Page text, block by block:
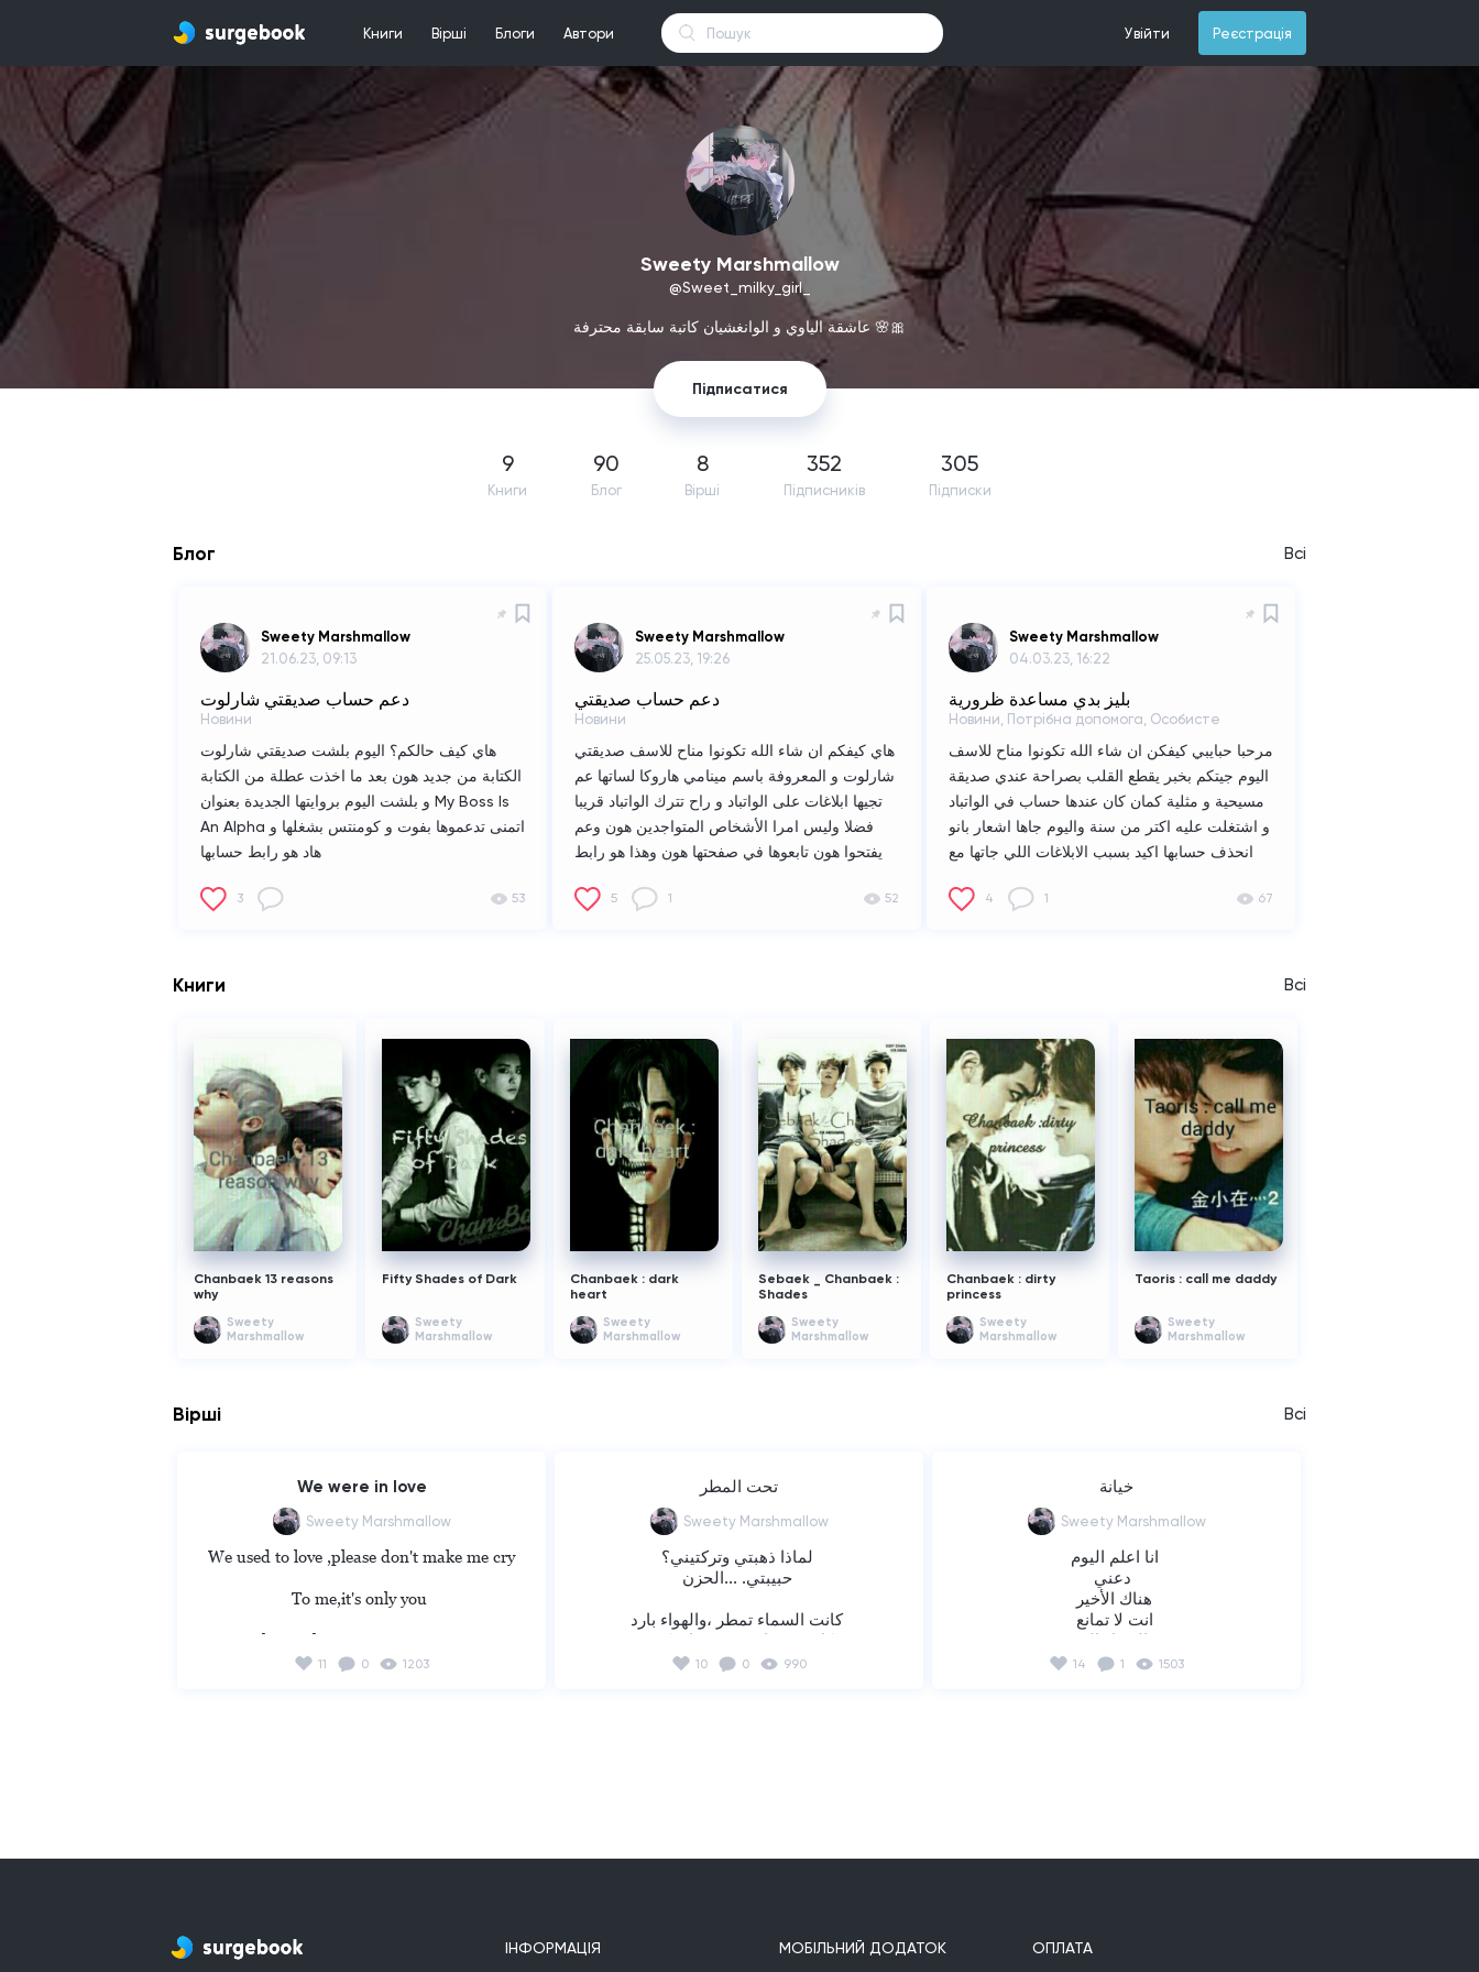
Книги Вірші Блоги Автори Увійти Реєстрація
Sweety Marshmallow
@Sweet_milky_girl_
عاشقة الياوي و الوانغشيان كاتبة سابقة محترفة 🌸🎀
Підписатися
9
Книги
90
Блог
8
Вірші
352
Підпиcників
305
Підписки
Блог Всі
Sweety Marshmallow
21.06.23, 09:13
دعم حساب صديقتي شارلوت
Новини
هاي كيف حالكم؟ اليوم بلشت صديقتي شارلوت
الكتابة من جديد هون بعد ما اخذت عطلة من الكتابة
و بلشت اليوم بروايتها الجديدة بعنوان My Boss Is
An Alpha اتمنى تدعموها بفوت و كومنتس بشغلها و
هاد هو رابط حسابها
boss-is-an-alpha
3 53
Sweety Marshmallow
25.05.23, 19:26
دعم حساب صديقتي
Новини
هاي كيفكم ان شاء الله تكونوا مناح للاسف صديقتي
شارلوت و المعروفة باسم مينامي هاروكا لساتها عم
تجيها ابلاغات على الواتباد و راح تترك الواتباد قريبا
فضلا وليس امرا الأشخاص المتواجدين هون وعم
يفتحوا هون تابعوها في صفحتها هون وهذا هو رابط
https://www.surgebook.com/minami_haruka_
5 1 52
Sweety Marshmallow
04.03.23, 16:22
بليز بدي مساعدة ظرورية
Новини, Потрібна допомога, Особисте
مرحبا حبايبي كيفكن ان شاء الله تكونوا مناح للاسف
اليوم جيتكم بخبر يقطع القلب بصراحة عندي صديقة
مسيحية و مثلية كمان كان عندها حساب في الواتباد
و اشتغلت عليه اكتر من سنة واليوم جاها اشعار بانو
انحذف حسابها اكيد بسبب الابلاغات اللي جاتها مع
هون في هاد التطبيق وفضلا وليس امرا تروحوا
بتشكركم على وقوفكم مع البنت
4 1 67
Книги Всі
Chanbaek 13 reasons
why
Sweety
Marshmallow
Fifty Shades of Dark
Sweety
Marshmallow
Chanbaek : dark
heart
Sweety
Marshmallow
Sebaek _ Chanbaek :
Shades
Sweety
Marshmallow
Chanbaek : dirty
princess
Sweety
Marshmallow
Taoris : call me daddy
Sweety
Marshmallow
Вірші Всі
We were in love
Sweety Marshmallow
We used to love ,please don't make me cry
To me,it's only you
When I close my eyes ,I see you
To me, it's only you
11 0 1203
تحت المطر
Sweety Marshmallow
لماذا ذهبتي وتركتيني؟
حبيبتي. ...الحزن
كانت السماء تمطر ،والهواء بارد
وكل شيء انتهى عندما تركتيني
وتحت المطر والهواء البارد
لماذا ذهبتي وتركتيني؟
10 0 990
خيانة
Sweety Marshmallow
انا اعلم اليوم
دعني
هناك الأخير
انت لا تمانع
من السهل العيش
قلبي هو الغش اليوم
14 1 1503
ІНФОРМАЦІЯ МОБІЛЬНИЙ ДОДАТОК ОПЛАТА